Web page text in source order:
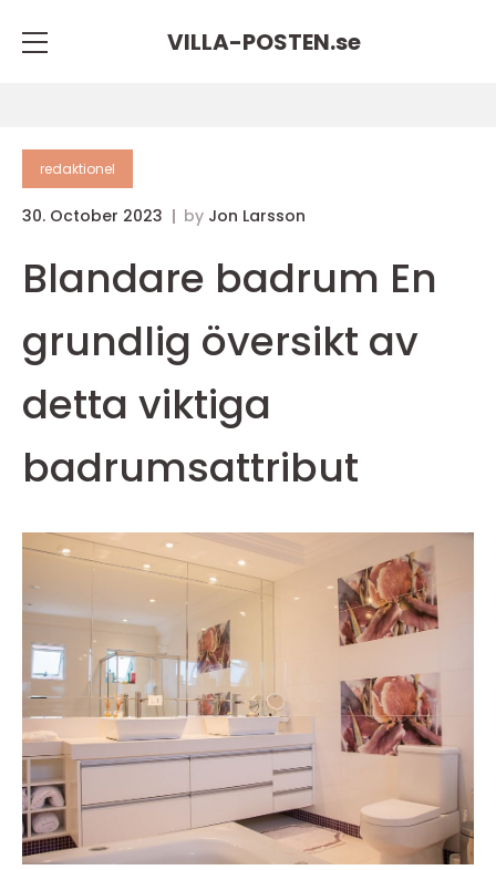
VILLA-POSTEN.se
redaktionel
30. October 2023 by Jon Larsson
Blandare badrum En
grundlig översikt av
detta viktiga
badrumsattribut